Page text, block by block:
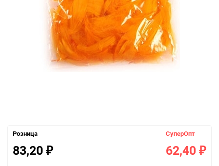
Розница
83,20 ₽
СуперОпт
62,40 ₽